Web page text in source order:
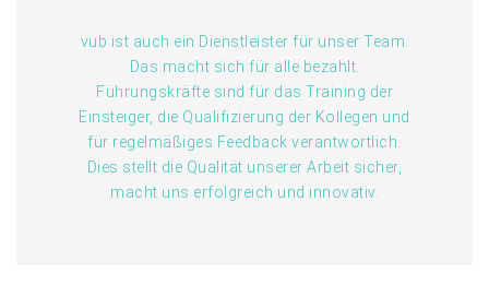
vub ist auch ein Dienstleister für unser Team.
Das macht sich für alle bezahlt.
Führungskräfte sind für das Training der
Einsteiger, die Qualifizierung der Kollegen und
für regelmäßiges Feedback verantwortlich.
Dies stellt die Qualität unserer Arbeit sicher,
macht uns erfolgreich und innovativ.